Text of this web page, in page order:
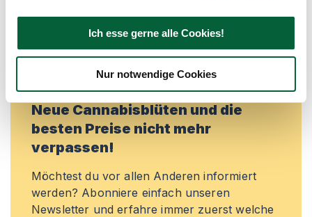
Ich esse gerne alle Cookies!
Nur notwendige Cookies
Jetzt registrieren
Neue Cannabisblüten und die
besten Preise nicht mehr
verpassen!
Möchtest du vor allen Anderen informiert
werden? Abonniere einfach unseren
Newsletter und erfahre immer zuerst welche